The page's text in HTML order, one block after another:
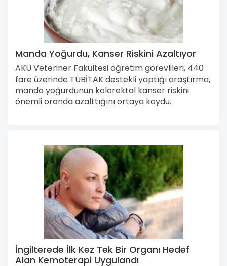
Manda Yoğurdu, Kanser Riskini Azaltıyor
AKÜ Veteriner Fakültesi öğretim görevlileri, 440
fare üzerinde TÜBİTAK destekli yaptığı araştırma,
manda yoğurdunun kolorektal kanser riskini
önemli oranda azalttığını ortaya koydu.
İngilterede İlk Kez Tek Bir Organı Hedef
Alan Kemoterapi Uygulandı